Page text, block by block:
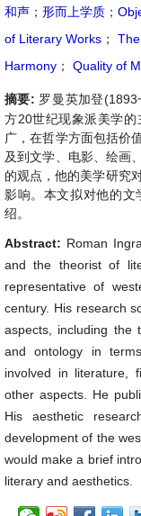
和声 ； 形而上学质 ；
of Literary Works ；
Harmony ； Quality of
摘要: 罗曼英加登
方20世纪现象派美学
广，在哲学方面包括价
及到文学、电影、绘画
的观点，他的美学研究
影响。本文拟对他的文
绍。
Abstract: Roman
and the theorist of
representative of
century. His research
aspects, including the
and ontology in
involved in literature,
other aspects. He
His aesthetic
development of the
would make a brief
literary and aesthetics.